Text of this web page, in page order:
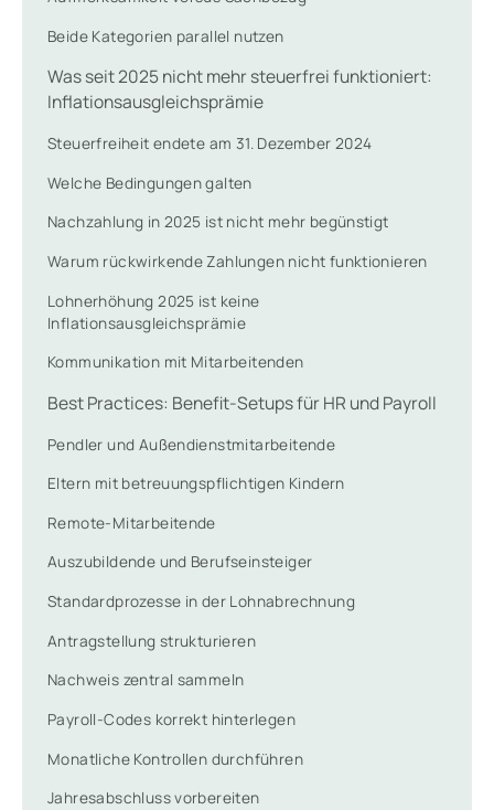
Beide Kategorien parallel nutzen
Was seit 2025 nicht mehr steuerfrei funktioniert:
Inflationsausgleichsprämie
Steuerfreiheit endete am 31. Dezember 2024
Welche Bedingungen galten
Nachzahlung in 2025 ist nicht mehr begünstigt
Warum rückwirkende Zahlungen nicht funktionieren
Lohnerhöhung 2025 ist keine
Inflationsausgleichsprämie
Kommunikation mit Mitarbeitenden
Best Practices: Benefit-Setups für HR und Payroll
Pendler und Außendienstmitarbeitende
Eltern mit betreuungspflichtigen Kindern
Remote-Mitarbeitende
Auszubildende und Berufseinsteiger
Standardprozesse in der Lohnabrechnung
Antragstellung strukturieren
Nachweis zentral sammeln
Payroll-Codes korrekt hinterlegen
Monatliche Kontrollen durchführen
Jahresabschluss vorbereiten